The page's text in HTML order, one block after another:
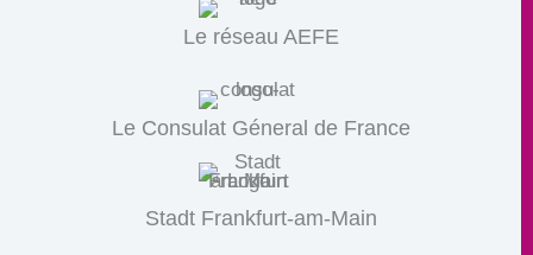
Le réseau AEFE
Le Consulat Géneral de France
Stadt Frankfurt-am-Main